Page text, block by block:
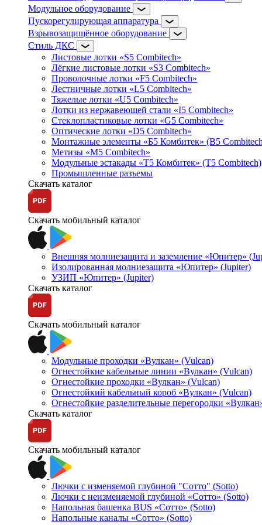
Модульное оборудование
Пускорегулирующая аппаратура
Взрывозащищённое оборудование
Стиль ДКС
Листовые лотки «S5 Combitech»
Лёгкие листовые лотки «S3 Combitech»
Проволочные лотки «F5 Combitech»
Лестничные лотки «L5 Combitech»
Тяжелые лотки «U5 Combitech»
Лотки из нержавеющей стали «I5 Combitech»
Стеклопластиковые лотки «G5 Combitech»
Оптические лотки «D5 Combitech»
Монтажные элементы «Б5 Комбитек» (B5
Метизы «M5 Combitech»
Модульные эстакады «Т5 Комбитек» (T5 Combitech)
Промышленные разъемы
Скачать каталог
Скачать мобильный каталог
Внешняя молниезащита и заземление «Юпитер»
Изолированная молниезащита «Юпитер» (Jupiter)
УЗИП «Юпитер» (Jupiter)
Скачать каталог
Скачать мобильный каталог
Модульные проходки «Вулкан» (Vulcan)
Огнестойкие кабельные линии «Вулкан» (Vulcan)
Огнестойкие проходки «Вулкан» (Vulcan)
Огнестойкий кабельный короб «Вулкан» (Vulcan)
Огнестойкие разделительные перегородки
Скачать каталог
Скачать мобильный каталог
Лючки с изменяемой глубиной "Сотто" (Sotto)
Лючки с неизменяемой глубиной «Сотто» (Sotto)
Напольная башенка BUS «Сотто» (Sotto)
Напольные каналы «Сотто» (Sotto)